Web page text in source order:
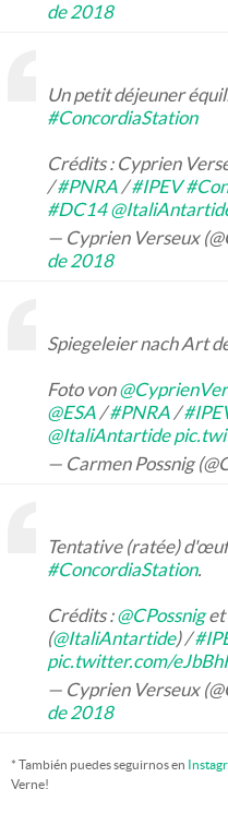
de 2018
Un petit déjeuner
#ConcordiaStation
Crédits : Cyprien
/#PNRA /#IPEV
#DC14
— Cyprien Verseux
de 2018
Spiegeleier nach Art
Foto von
@ESA /#PNRA /
@ItaliAntartide
— Carmen Possnig
Tentative (ratée)
#ConcordiaStation.
Crédits :@CPossniget
(@ItaliAntartide) /
pic.twitter.com/
— Cyprien Verseux
de 2018
* También puedes seguirnos en
Verne!